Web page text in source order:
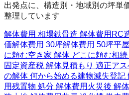
出発点に、構造別・地域別の坪単
整理しています
解体費用 相場鉄骨造 解体費用 RC
価解体費用 30坪解体費用 50坪平
に頼む空き家 解体 どこに頼む相続
固定資産税 解体見積もり 適正ア
の解体 何から始める建物滅失登記
用残置物 処分 解体費用 火災後 解